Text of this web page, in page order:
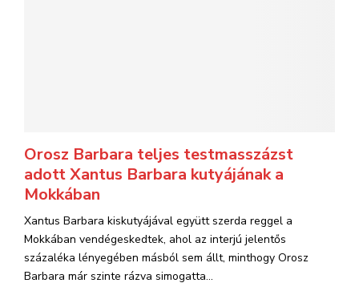
Orosz Barbara teljes testmasszázst
adott Xantus Barbara kutyájának a
Mokkában
Xantus Barbara kiskutyájával együtt szerda reggel a
Mokkában vendégeskedtek, ahol az interjú jelentős
százaléka lényegében másból sem állt, minthogy Orosz
Barbara már szinte rázva simogatta...